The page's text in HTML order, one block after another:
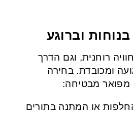
וברוגע
רוחנית, וגם הדרך
ומכובדת. בחירה
מפואר מבטיחה:
או המתנה בתורים